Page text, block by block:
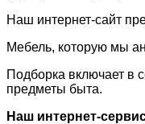
Наш интернет-сайт
Мебель, которую мы
Подборка включает в
предметы быта.
Наш интернет-